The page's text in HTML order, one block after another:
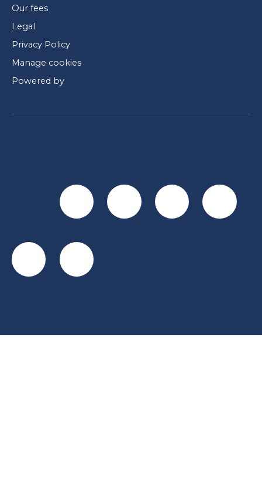
Our fees
Legal
Privacy Policy
Manage cookies
Powered by